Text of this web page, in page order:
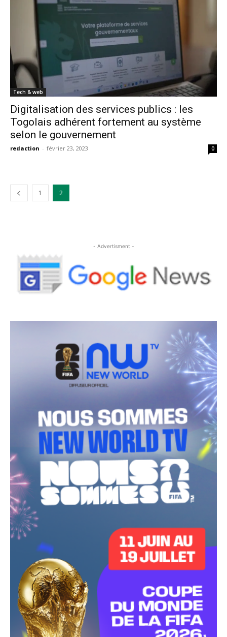
Tech & web
Digitalisation des services publics : les
Togolais adhérent fortement au système
selon le gouvernement
redaction - février 23, 2023 0
1 2
- Advertisment -